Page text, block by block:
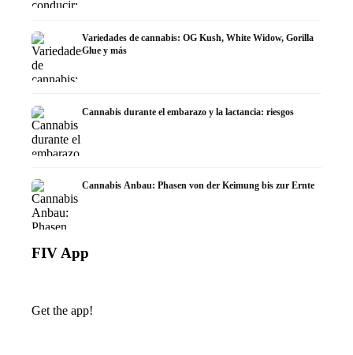
Variedades de cannabis: OG Kush, White Widow, Gorilla
Glue y más
Cannabis durante el embarazo y la lactancia: riesgos
Cannabis Anbau: Phasen von der Keimung bis zur Ernte
FIV App
Get the app!